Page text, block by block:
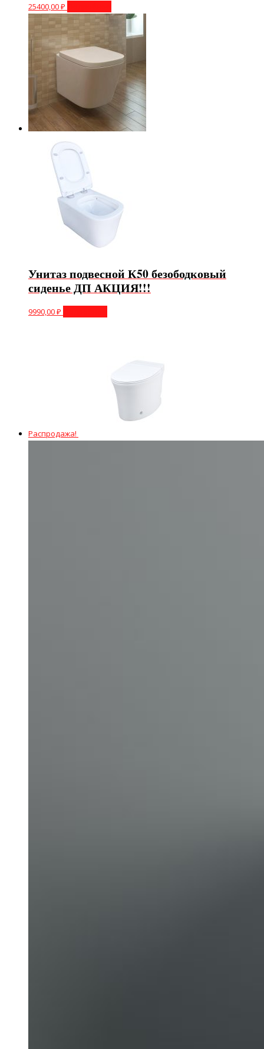
25400,00₽
Унитаз подвесной К50 безободковый
сиденье ДП АКЦИЯ!!!
9990,00₽
Распродажа!